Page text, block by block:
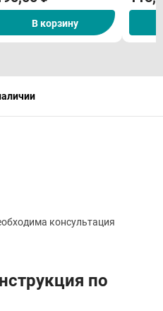
В корзину
консультация
по